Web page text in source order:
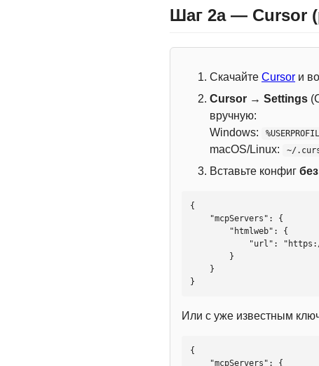
Шаг 2a — Cursor
Скачайте Cursor и
Cursor → Settings
вручную:
Windows:
macOS/Linux: ~/
Вставьте конфиг
{
}
Или с уже известным
{